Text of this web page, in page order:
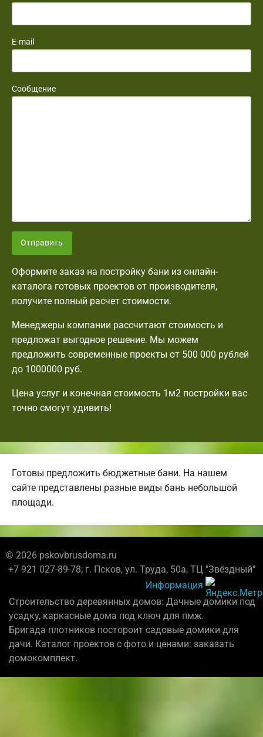
E-mail
Сообщение
Отправить
Оформите заказ на постройку бани из онлайн-
каталога готовых проектов от производителя,
получите полный расчет стоимости.
Менеджеры компании рассчитают стоимость и
предложат выгодное решение. Мы можем
предложить современные проекты от 500 000 рублей
до 1000000 руб.
Цена услуг и конечная стоимость 1м2 постройки вас
точно смогут удивить!
Готовы предложить бюджетные бани. На нашем
сайте представлены разные виды бань небольшой
площади.
© 2026 pskovbrusdoma.ru
+7 921 027-89-78; г. Псков, ул. Труда, 50а, ТЦ "Звёздный"
Информация
Строительство деревянных домов: Дачные домики под
усадку, каркасные дома под ключ для пмж.
Бригада плотников постороит садовые домики для
дачи. Каталог проектов с фото и ценами: заказать
домокомплект.